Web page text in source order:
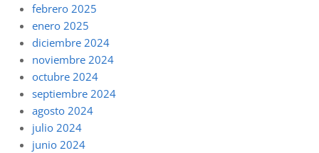
febrero 2025
enero 2025
diciembre 2024
noviembre 2024
octubre 2024
septiembre 2024
agosto 2024
julio 2024
junio 2024